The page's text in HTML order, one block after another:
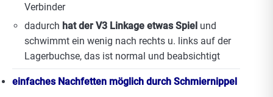
Verbinder
dadurch hat der V3 Linkage etwas Spiel und
schwimmt ein wenig nach rechts u. links auf der
Lagerbuchse, das ist normal und beabsichtigt
einfaches Nachfetten möglich durch Schmiernippel